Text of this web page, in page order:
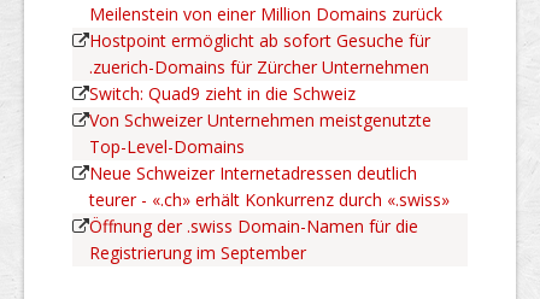
Meilenstein von einer Million Domains zurück
Hostpoint ermöglicht ab sofort Gesuche für
.zuerich-Domains für Zürcher Unternehmen
Switch: Quad9 zieht in die Schweiz
Von Schweizer Unternehmen meistgenutzte
Top-Level-Domains
Neue Schweizer Internetadressen deutlich
teurer - «.ch» erhält Konkurrenz durch «.swiss»
Öffnung der .swiss Domain-Namen für die
Registrierung im September